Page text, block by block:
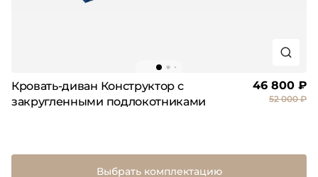
Кровать-диван Конструктор с
закругленными подлокотниками
46 800 ₽
52 000 ₽
Выбрать комплектацию